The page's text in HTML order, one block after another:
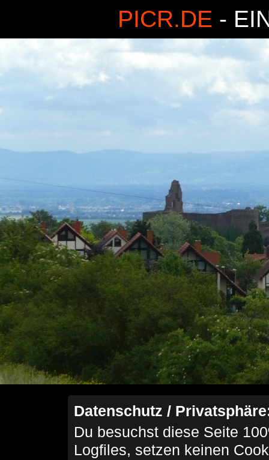
PICR.DE -
Datenschutz /
Du besuchst diese Seite
Logfiles, setzen keinen